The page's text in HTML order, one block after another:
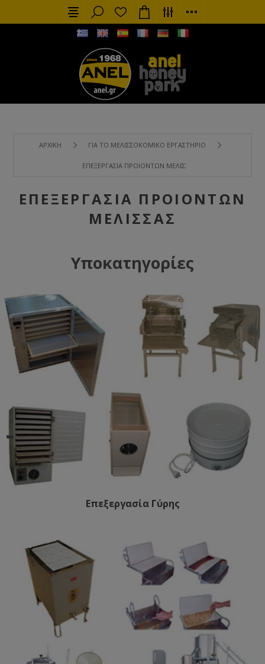
ΑΡΧΙΚΉ ΓΙΑ ΤΟ ΜΕΛΙΣΣΟΚΟΜΙΚΌ ΕΡΓΑΣΤΉΡΙΟ
ΕΠΕΞΕΡΓΑΣΊΑ ΠΡΟΙΌΝΤΩΝ ΜΈΛΙΣΣΑΣ
ΕΠΕΞΕΡΓΑΣΊΑ ΠΡΟΙΌΝΤΩΝ
ΜΈΛΙΣΣΑΣ
Υποκατηγορίες
Επεξεργασία Γύρης